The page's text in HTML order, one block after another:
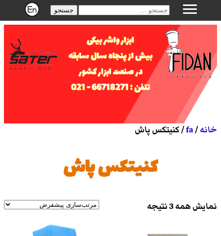
جستجو
ابزار واشر بیکی
بیش از پنجاه سال سابقه
در صنعت ابزار کشور
تلفن : 66718271 - 021
خانه/
fa/ کنیتکس پاش
کنیتکس پاش
نمایش همه 3 نتیجه